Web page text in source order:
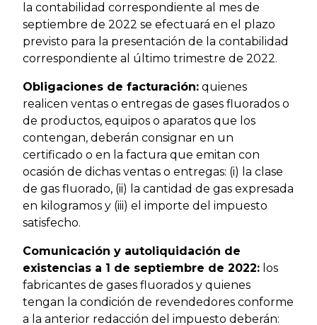
la contabilidad correspondiente al mes de
septiembre de 2022 se efectuará en el plazo
previsto para la presentación de la contabilidad
correspondiente al último trimestre de 2022.
Obligaciones de facturación: quienes
realicen ventas o entregas de gases fluorados o
de productos, equipos o aparatos que los
contengan, deberán consignar en un
certificado o en la factura que emitan con
ocasión de dichas ventas o entregas: (i) la clase
de gas fluorado, (ii) la cantidad de gas expresada
en kilogramos y (iii) el importe del impuesto
satisfecho.
Comunicación y autoliquidación de
existencias a 1 de septiembre de 2022: los
fabricantes de gases fluorados y quienes
tengan la condición de revendedores conforme
a la anterior redacción del impuesto deberán: